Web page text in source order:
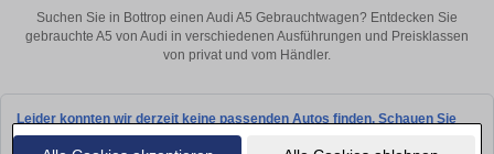
Suchen Sie in Bottrop einen Audi A5 Gebrauchtwagen? Entdecken Sie
gebrauchte A5 von Audi in verschiedenen Ausführungen und Preisklassen
von privat und vom Händler.
Leider konnten wir derzeit keine passenden Autos finden. Schauen Sie
bald wieder vorbei!